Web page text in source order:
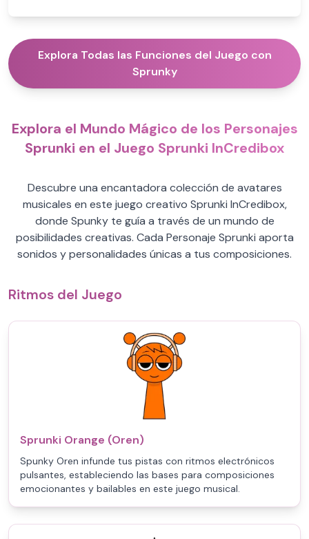
Explora Todas las Funciones del Juego con
Sprunky
Explora el Mundo Mágico de los Personajes
Sprunki en el Juego Sprunki InCredibox
Descubre una encantadora colección de avatares
musicales en este juego creativo Sprunki InCredibox,
donde Spunky te guía a través de un mundo de
posibilidades creativas. Cada Personaje Sprunki aporta
sonidos y personalidades únicas a tus composiciones.
Ritmos del Juego
Sprunki Orange (Oren)
Spunky Oren infunde tus pistas con ritmos electrónicos
pulsantes, estableciendo las bases para composiciones
emocionantes y bailables en este juego musical.